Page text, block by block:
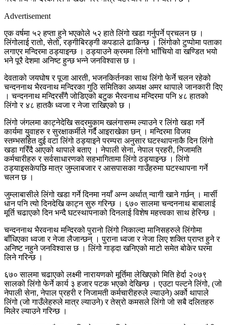
Advertisement
एक वर्षमा ५२ हप्ता हुने भएकोले ५२ हाते लिंगो खडा गर्नुपर्ने प्रचलन छ ।
लिंगोलाई रातो, सेतो, रङ्गीबिरङ्गी कपडाले ढाकिन्छ । लिंगोको टुप्पोमा पताका
लगाएर मन्दिरमा ठड्याइन्छ । ठड्याउने क्रममा लिंगो भााँचियो वा खण्डित भयो
भने पूरै देशमा अनिष्ट हुन्छ भन्ने जनविश्वास छ ।
देवताको जयघोष र पूजा आरती, भजनकिर्तनका साथ लिंगो फेर्ने चलन रहेको
चन्दननाथ भैरवनाथ मन्दिरका गुठि समितिका अध्यक्ष अमर थापाले जानकारी दिए
। चन्दननाथ मन्दिरसँगै जोडिएको बटुक भैरवनाथ मन्दिरमा पनि ४८ हातको
लिंगो र ४८ हातकै ध्वजा र नेजा राखिएको छ ।
लिंगो जंगलमा काट्नेदेखि सदरमुकाम खलंगासम्म ल्याउने र लिंगो खडा गर्ने
कार्यमा युवाहरु र सुरक्षाकर्मीले गर्दै आइराखेका छन् । मन्दिरमा विजय
स्तम्भसहित दुई वटा लिंगो ठड्याइने परम्परा अनुसार घटस्थापनाकै दिन लिंगो
खडा गरिँदै आएको थापाले बताए । नेपाली सेना, नेपाल प्रहरी, निजामति
कर्मचारीहरु र सर्वसाधारणको सहभागितामा लिंगो ठड्याइन्छ । लिंगो
ठड्याइसकेपछि मात्र जुम्लाबजार र आसपासका गाउँहरुमा घटस्थापना गर्ने
चलन छ ।
जुम्लाबासीले लिंगो खडा गर्ने दिनमा नयाँ अन्न अर्थात् न्वागी खाने गर्छन् । मार्सी
धान पनि त्यो दिनदेखि काट्न सुरु गरिन्छ । ६७० सालमा चन्दननाथ बाबालाई
मूर्ति चढाएको दिन भन्दै घटस्थापनाको दिनलाई विशेष महत्त्वका साथ हेरिन्छ ।
चन्दननाथ भैरवनाथ मन्दिरको पुरानो लिंगो निकाल्दा मानिसहरुले लिंगोमा
बाँधिएका ध्वजा र नेजा लैजान्छन् । पुराना ध्वजा र नेजा लिए शक्ति प्राप्त हुने र
अनिष्ट नहुने जनविश्वास छ । लिंगो गाड्दा खनिएको माटो समेत बोकेर घरमा
लिने गरिन्छ ।
६७० सालमा चढाएको लक्ष्मी नारायणको मूर्तिमा लेखिएको मिति हेर्दा २०७९
सालको लिंगो फेर्ने कार्य ३ हजार पटक भएको देखिन्छ । एउटा पल्टने लिंगो, (जो
नेपाली सेना, नेपाल प्रहरी र निजामती कर्मचारीहरुले ल्याउने) अर्को थापाले
लिंगो (जो गाउँलेहरुले मात्र ल्याउने) र तेस्रो कमसले लिंगो जो सबै दलितहरु
मिलेर ल्याउने गरिन्छ ।